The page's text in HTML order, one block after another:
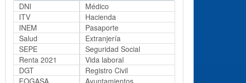
DNI
Médico
ITV
Hacienda
INEM
Pasaporte
Salud
Extranjería
SEPE
Seguridad Social
Renta 2021
Vida laboral
DGT
Registro Civil
FOGASA
Ayuntamientos